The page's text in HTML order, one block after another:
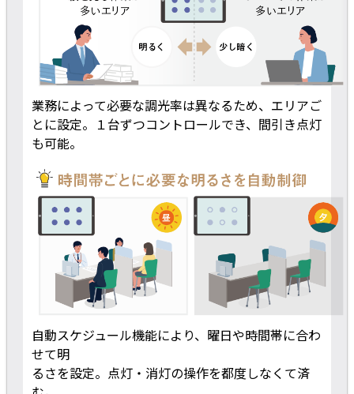
業務によって必要な調光率は異なるため、エリアご
とに設定。１台ずつコントロールでき、間引き点灯
も可能。
自動スケジュール機能により、曜日や時間帯に合わ
せて明
るさを設定。点灯・消灯の操作を都度しなくて済